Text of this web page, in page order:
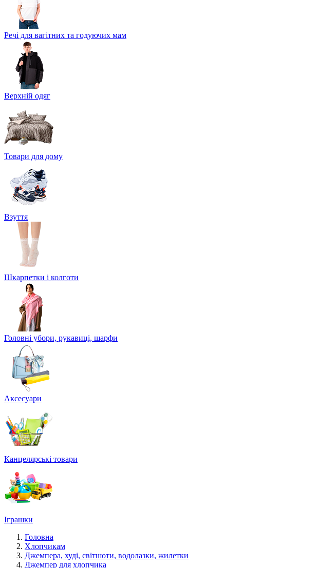
Речі для вагітних та годуючих мам
Верхній одяг
Товари для дому
Взуття
Шкарпетки і колготи
Головні убори, рукавиці, шарфи
Аксесуари
Канцелярські товари
Іграшки
Головна
Хлопчикам
Джемпера, худі, світшоти, водолазки, жилетки
Джемпер для хлопчика